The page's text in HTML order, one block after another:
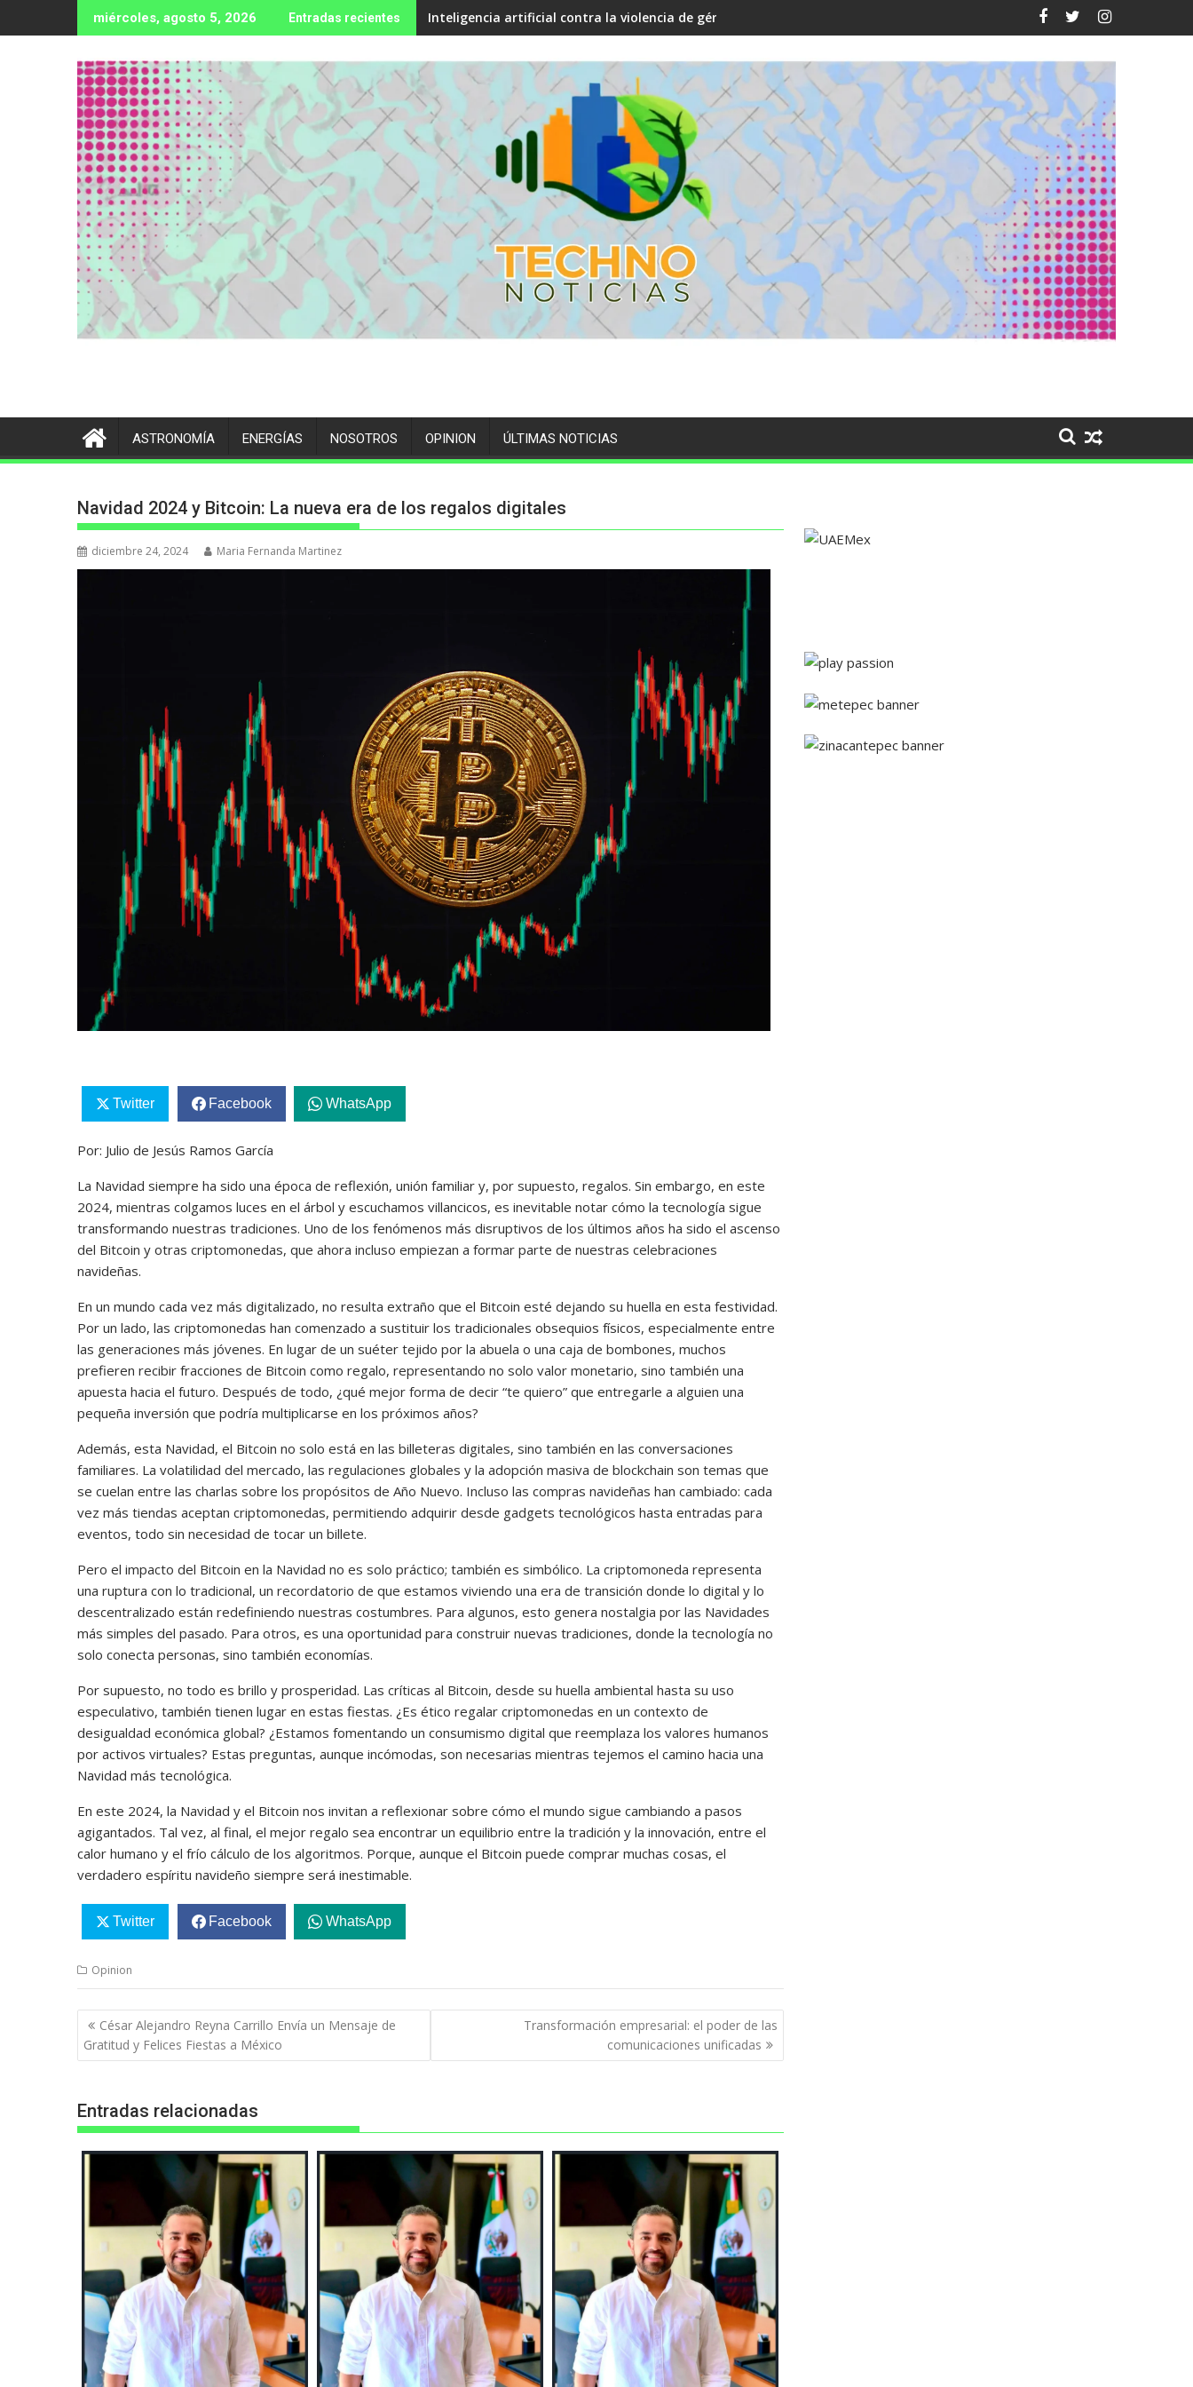
al
miércoles, agosto 5, 2026 Entradas recientes Inteligencia artificial contra la violencia de género: Así funciona el modelo predictivo desarrollado por el Tec de Monterrey
ASTRONOMÍA ENERGÍAS NOSOTROS OPINION ÚLTIMAS NOTICIAS
Navidad 2024 y Bitcoin: La nueva era de los regalos digitales
diciembre 24, 2024 Maria Fernanda Martinez
Twitter Facebook WhatsApp
Por: Julio de Jesús Ramos García
La Navidad siempre ha sido una época de reflexión, unión familiar y, por supuesto, regalos. Sin embargo, en este
2024, mientras colgamos luces en el árbol y escuchamos villancicos, es inevitable notar cómo la tecnología sigue
transformando nuestras tradiciones. Uno de los fenómenos más disruptivos de los últimos años ha sido el ascenso
del Bitcoin y otras criptomonedas, que ahora incluso empiezan a formar parte de nuestras celebraciones
navideñas.
En un mundo cada vez más digitalizado, no resulta extraño que el Bitcoin esté dejando su huella en esta festividad.
Por un lado, las criptomonedas han comenzado a sustituir los tradicionales obsequios físicos, especialmente entre
las generaciones más jóvenes. En lugar de un suéter tejido por la abuela o una caja de bombones, muchos
prefieren recibir fracciones de Bitcoin como regalo, representando no solo valor monetario, sino también una
apuesta hacia el futuro. Después de todo, ¿qué mejor forma de decir “te quiero” que entregarle a alguien una
pequeña inversión que podría multiplicarse en los próximos años?
Además, esta Navidad, el Bitcoin no solo está en las billeteras digitales, sino también en las conversaciones
familiares. La volatilidad del mercado, las regulaciones globales y la adopción masiva de blockchain son temas que
se cuelan entre las charlas sobre los propósitos de Año Nuevo. Incluso las compras navideñas han cambiado: cada
vez más tiendas aceptan criptomonedas, permitiendo adquirir desde gadgets tecnológicos hasta entradas para
eventos, todo sin necesidad de tocar un billete.
Pero el impacto del Bitcoin en la Navidad no es solo práctico; también es simbólico. La criptomoneda representa
una ruptura con lo tradicional, un recordatorio de que estamos viviendo una era de transición donde lo digital y lo
descentralizado están redefiniendo nuestras costumbres. Para algunos, esto genera nostalgia por las Navidades
más simples del pasado. Para otros, es una oportunidad para construir nuevas tradiciones, donde la tecnología no
solo conecta personas, sino también economías.
Por supuesto, no todo es brillo y prosperidad. Las críticas al Bitcoin, desde su huella ambiental hasta su uso
especulativo, también tienen lugar en estas fiestas. ¿Es ético regalar criptomonedas en un contexto de
desigualdad económica global? ¿Estamos fomentando un consumismo digital que reemplaza los valores humanos
por activos virtuales? Estas preguntas, aunque incómodas, son necesarias mientras tejemos el camino hacia una
Navidad más tecnológica.
En este 2024, la Navidad y el Bitcoin nos invitan a reflexionar sobre cómo el mundo sigue cambiando a pasos
agigantados. Tal vez, al final, el mejor regalo sea encontrar un equilibrio entre la tradición y la innovación, entre el
calor humano y el frío cálculo de los algoritmos. Porque, aunque el Bitcoin puede comprar muchas cosas, el
verdadero espíritu navideño siempre será inestimable.
Twitter Facebook WhatsApp
Opinion
Navegación
de
entradas
César Alejandro Reyna Carrillo Envía un Mensaje de
Gratitud y Felices Fiestas a México
Transformación empresarial: el poder de las
comunicaciones unificadas
Entradas relacionadas